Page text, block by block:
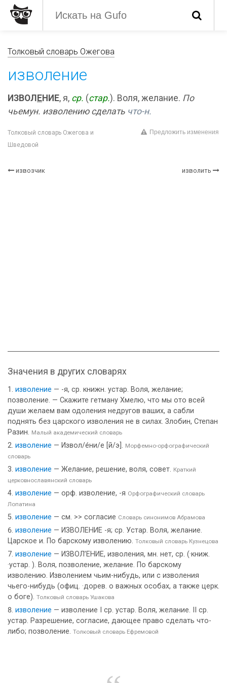
Толковый словарь Ожегова
изволение
ИЗВОЛ ЕНИЕ, я, ср. (стар.). Воля, желание. По
чьемун. изволению сделать что-н.
Толковый словарь Ожегова и
Шведовой
Предложить изменения
извозчик изволить
Значения в других словарях
изволение — -я, ср. книжн. устар. Воля, желание;
позволение. — Скажите гетману Хмелю, что мы ото всей
души желаем вам одоления недругов ваших, а сабли
поднять без царского изволения не в силах. Злобин, Степан
Разин. Малый академический словарь
изволение — Извол/е́ни/е [й/э]. Морфемно-орфографический
словарь
изволение — Желание, решение, воля, совет. Краткий
церковнославянский словарь
изволение — орф. изволение, -я Орфографический словарь
Лопатина
изволение — см. >> согласие Словарь синонимов Абрамова
изволение — ИЗВОЛЕНИЕ -я; ср. Устар. Воля, желание.
Царское и. По барскому изволению. Толковый словарь Кузнецова
изволение — ИЗВОЛ’ЕНИЕ, изволения, мн. нет, ср. (·книж.
·устар. ). Воля, позволение, желание. По барскому
изволению. Изволением чьим-нибудь, или с изволения
чьего-нибудь (офиц. ·дорев. о важных особах, а также церк.
о боге). Толковый словарь Ушакова
изволение — изволение I ср. устар. Воля, желание. II ср.
устар. Разрешение, согласие, дающее право сделать что-
либо; позволение. Толковый словарь Ефремовой